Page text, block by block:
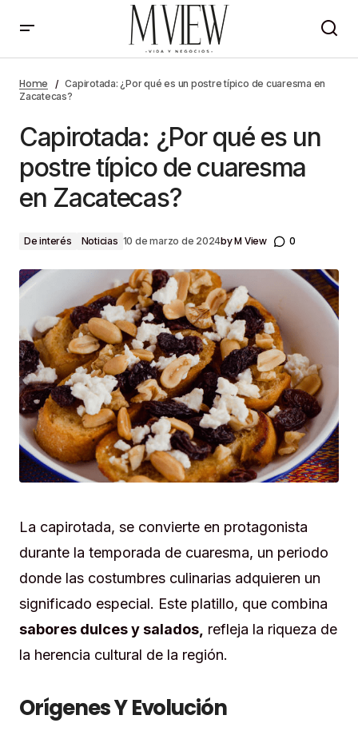
cuaresma en Zacatecas?
Home
Capirotada: ¿Por qué es un postre típico de cuaresma en
Zacatecas?
Capirotada: ¿Por qué es un
postre típico de cuaresma
en Zacatecas?
De interés Noticias 10 de marzo de 2024byM View 0
La capirotada, se convierte en protagonista
durante la temporada de cuaresma, un periodo
donde las costumbres culinarias adquieren un
significado especial. Este platillo, que combina
sabores dulces y salados, refleja la riqueza de
la herencia cultural de la región.
Orígenes Y Evolución